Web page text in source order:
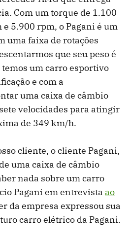
Com um torque de 1.100
5.900 rpm, o Pagani é um
uma faixa de rotações
que seu peso é
um carro esportivo
e com a
uma caixa de câmbio
velocidades para atingir
de 349 km/h.
cliente, o cliente Pagani,
uma caixa de câmbio
nada sobre um carro
Pagani em entrevista ao
da empresa expressou sua
carro elétrico da Pagani.